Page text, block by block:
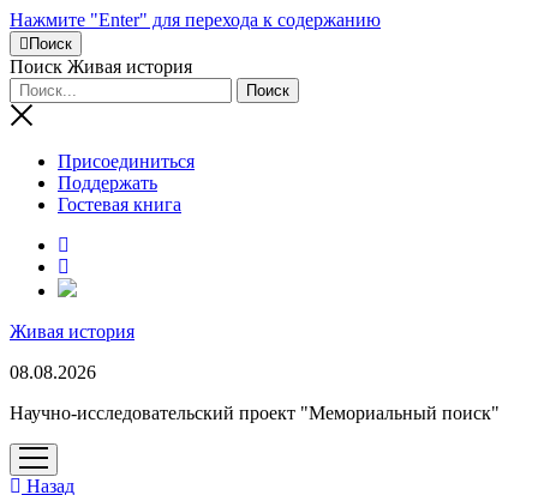
Нажмите "Enter" для перехода к содержанию
Поиск
Поиск Живая история
Присоединиться
Поддержать
Гостевая книга
RuTube
Живая история
08.08.2026
Научно-исследовательский проект "Мемориальный поиск"
открыть
меню
Назад